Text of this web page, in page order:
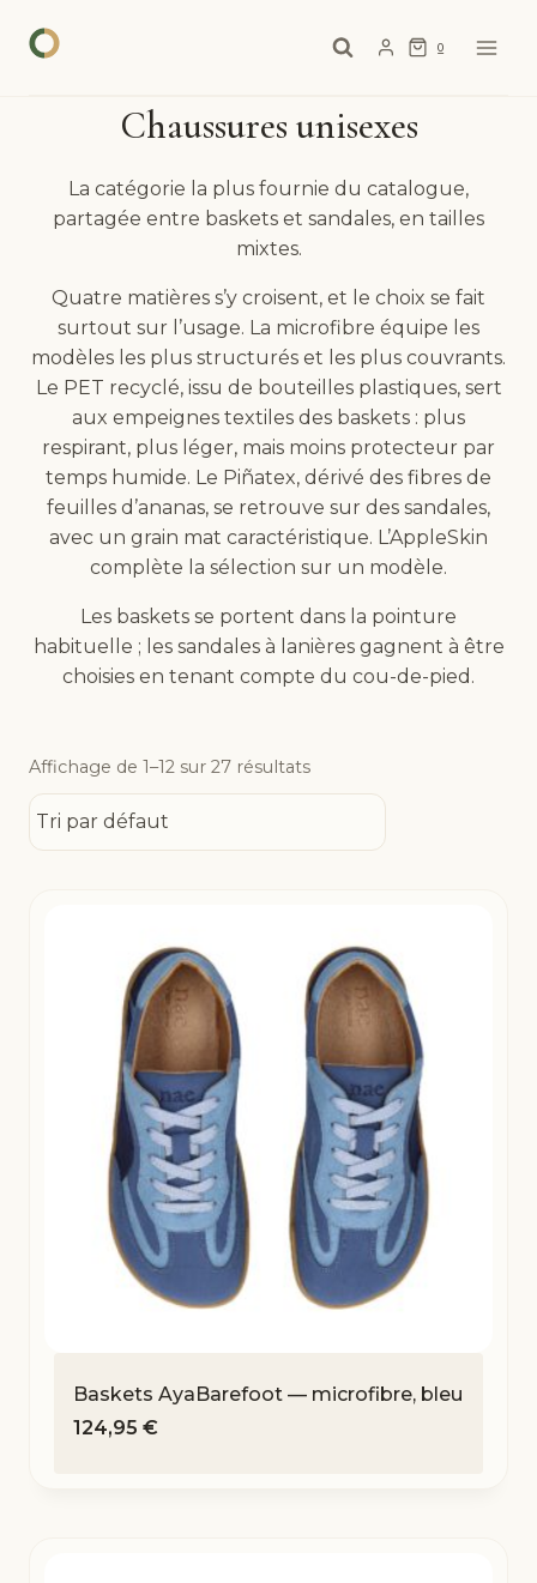
0
Chaussures unisexes
La catégorie la plus fournie du catalogue,
partagée entre baskets et sandales, en tailles
mixtes.
Quatre matières s’y croisent, et le choix se fait
surtout sur l’usage. La microfibre équipe les
modèles les plus structurés et les plus couvrants.
Le PET recyclé, issu de bouteilles plastiques, sert
aux empeignes textiles des baskets : plus
respirant, plus léger, mais moins protecteur par
temps humide. Le Piñatex, dérivé des fibres de
feuilles d’ananas, se retrouve sur des sandales,
avec un grain mat caractéristique. L’AppleSkin
complète la sélection sur un modèle.
Les baskets se portent dans la pointure
habituelle ; les sandales à lanières gagnent à être
choisies en tenant compte du cou-de-pied.
Affichage de 1–12 sur 27 résultats
Baskets AyaBarefoot — microfibre, bleu
124,95 €